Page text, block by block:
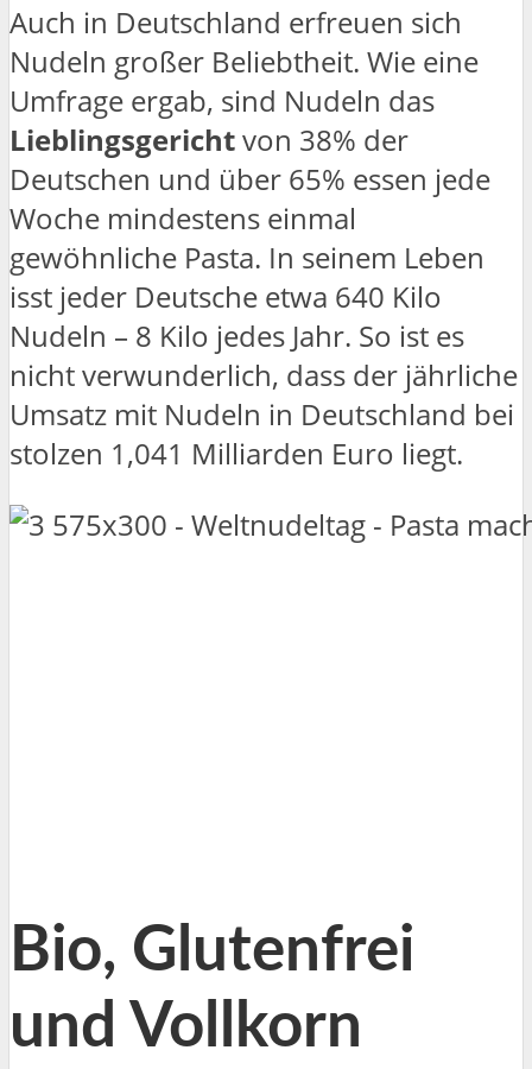
Auch in Deutschland erfreuen sich
Nudeln großer Beliebtheit. Wie eine
Umfrage ergab, sind Nudeln das
Lieblingsgerichtvon 38% der
Deutschen und über 65% essen jede
Woche mindestens einmal
gewöhnliche Pasta. In seinem Leben
isst jeder Deutsche etwa 640 Kilo
Nudeln – 8 Kilo jedes Jahr. So ist es
nicht verwunderlich, dass der jährliche
Umsatz mit Nudeln in Deutschland bei
stolzen 1,041 Milliarden Euro liegt.
Bio, Glutenfrei
und Vollkorn